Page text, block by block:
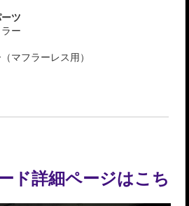
ツ
ー
マフラーレス用）
ド詳細ページはこち